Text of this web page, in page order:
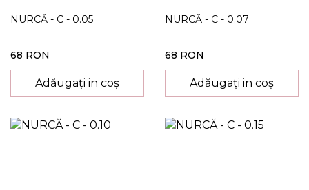
NURCĂ - C - 0.05
68 RON
Adăugați in coș
NURCĂ - C - 0.07
68 RON
Adăugați in coș